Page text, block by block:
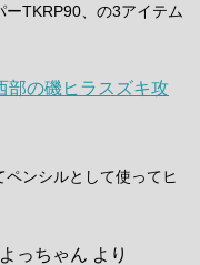
TKRP90、の3アイテム
部の磯ヒラスズキ攻
ンシルとして使ってヒ
よっちゃん より